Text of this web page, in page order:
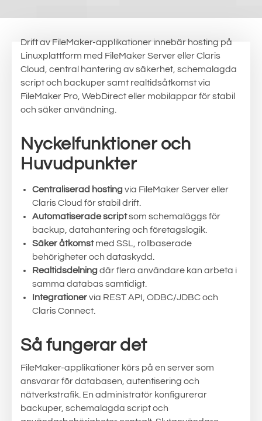
Drift av FileMaker-applikationer innebär hosting på
Linuxplattform med FileMaker Server eller Claris
Cloud, central hantering av säkerhet, schemalagda
script och backuper samt realtidsåtkomst via
FileMaker Pro, WebDirect eller mobilappar för stabil
och säker användning.
Nyckelfunktioner och
Huvudpunkter
Centraliserad hostingvia FileMaker Server eller
Claris Cloud för stabil drift.
Automatiserade scriptsom schemaläggs för
backup, datahantering och företagslogik.
Säker åtkomstmed SSL, rollbaserade
behörigheter och dataskydd.
Realtidsdelningdär flera användare kan arbeta i
samma databas samtidigt.
Integrationervia REST API, ODBC/JDBC och
Claris Connect.
Så fungerar det
FileMaker-applikationer körs på en server som
ansvarar för databasen, autentisering och
nätverkstrafik. En administratör konfigurerar
backuper, schemalagda script och